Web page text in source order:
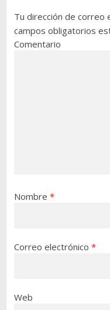
Tu dirección de correo
campos obligatorios
Comentario
Nombre *
Correo electrónico *
Web